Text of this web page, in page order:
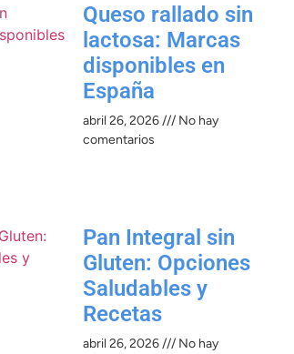
Queso rallado sin
lactosa: Marcas
disponibles en
España
abril 26, 2026
No hay
comentarios
Pan Integral sin
Gluten: Opciones
Saludables y
Recetas
abril 26, 2026
No hay